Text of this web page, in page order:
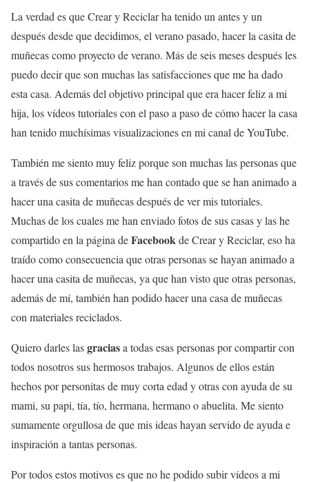
La verdad es que Crear y Reciclar ha tenido un antes y un
después desde que decidimos, el verano pasado, hacer la casita de
muñecas como proyecto de verano. Más de seis meses después les
puedo decir que son muchas las satisfacciones que me ha dado
esta casa. Además del objetivo principal que era hacer feliz a mi
hija, los vídeos tutoriales con el paso a paso de cómo hacer la casa
han tenido muchísimas visualizaciones en mi canal de YouTube.
También me siento muy feliz porque son muchas las personas que
a través de sus comentarios me han contado que se han animado a
hacer una casita de muñecas después de ver mis tutoriales.
Muchas de los cuales me han enviado fotos de sus casas y las he
compartido en la página deFacebookde Crear y Reciclar, eso ha
traído como consecuencia que otras personas se hayan animado a
hacer una casita de muñecas, ya que han visto que otras personas,
además de mí, también han podido hacer una casa de muñecas
con materiales reciclados.
Quiero darles lasgraciasa todas esas personas por compartir con
todos nosotros sus hermosos trabajos. Algunos de ellos están
hechos por personitas de muy corta edad y otras con ayuda de su
mami, su papi, tía, tío, hermana, hermano o abuelita. Me siento
sumamente orgullosa de que mis ideas hayan servido de ayuda e
inspiración a tantas personas.
Por todos estos motivos es que no he podido subir vídeos a mi